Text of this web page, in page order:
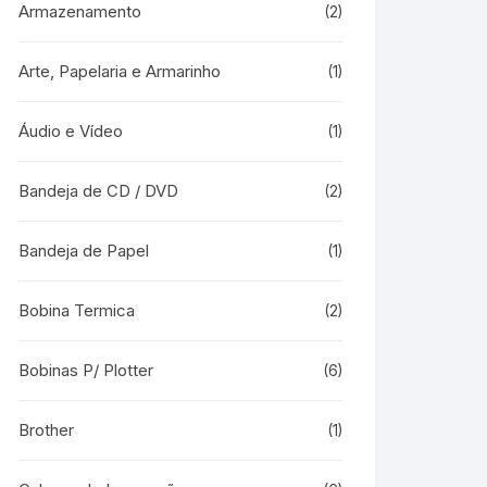
Armazenamento (2)
Arte, Papelaria e Armarinho (1)
Áudio e Vídeo (1)
Bandeja de CD / DVD (2)
Bandeja de Papel (1)
Bobina Termica (2)
Bobinas P/ Plotter (6)
Brother (1)